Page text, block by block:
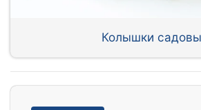
Колышки